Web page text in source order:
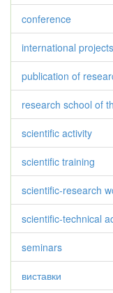
conference
international projects
publication of
research school of
scientific activity
scientific training
scientific-research
scientific-technical
seminars
виставки